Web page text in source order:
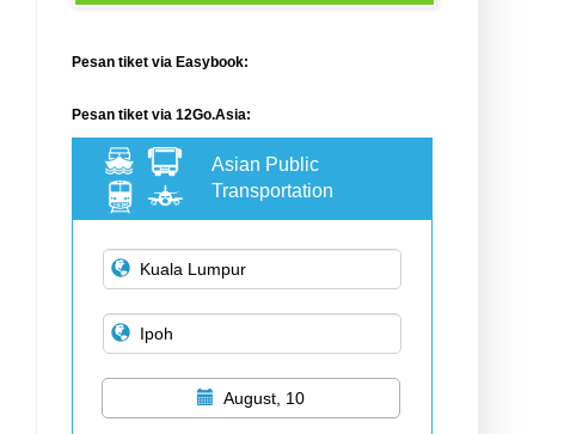
Pesan tiket via Easybook:
Pesan tiket via 12Go.Asia:
Asian Public
Transportation
August, 10